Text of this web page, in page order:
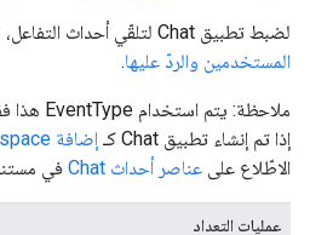
لضبط تطبيق Chat لتلقّي أحداث التفاعل، اطّلِع على
المستخدمين والردّ عليها.
ملاحظة: يتم استخدام EventType هذا فقط
إذا تم إنشاء تطبيق Chat كـ
إضافة Google Workspace
الاطّلاع على عناصر أحداث Chat في
عمليات التعداد